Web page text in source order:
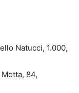
Natucci, 1.000,
84,